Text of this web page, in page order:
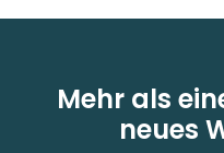
Mehr als
neues